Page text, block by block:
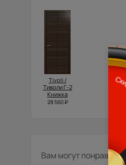
Tivoli /
Тиволи Г-2
Книжка
28 560 ₽
Вам могут понравиться